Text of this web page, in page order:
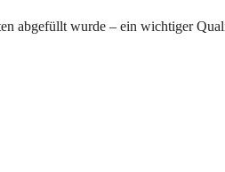
abgefüllt wurde – ein wichtiger